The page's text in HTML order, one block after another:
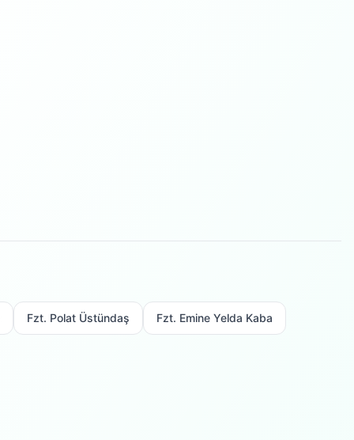
Fzt. Polat Üstündaş Fzt. Emine Yelda Kaba